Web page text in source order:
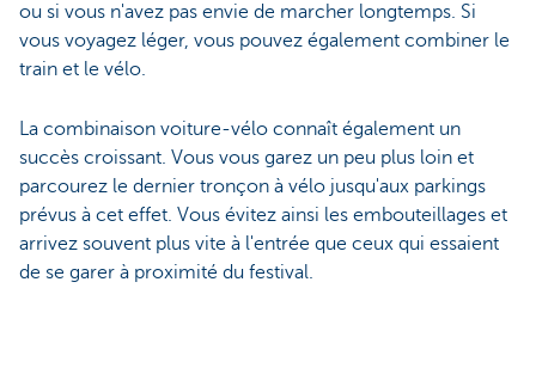
ou si vous n'avez pas envie de marcher longtemps. Si
vous voyagez léger, vous pouvez également combiner le
train et le vélo.
La combinaison voiture-vélo connaît également un
succès croissant. Vous vous garez un peu plus loin et
parcourez le dernier tronçon à vélo jusqu'aux parkings
prévus à cet effet. Vous évitez ainsi les embouteillages et
arrivez souvent plus vite à l'entrée que ceux qui essaient
de se garer à proximité du festival.